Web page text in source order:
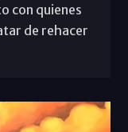
con quienes
de rehacer